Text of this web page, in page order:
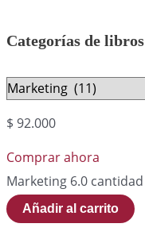
Categorías de libros
$ 92.000
Comprar ahora
Marketing 6.0 cantidad
Añadir al carrito